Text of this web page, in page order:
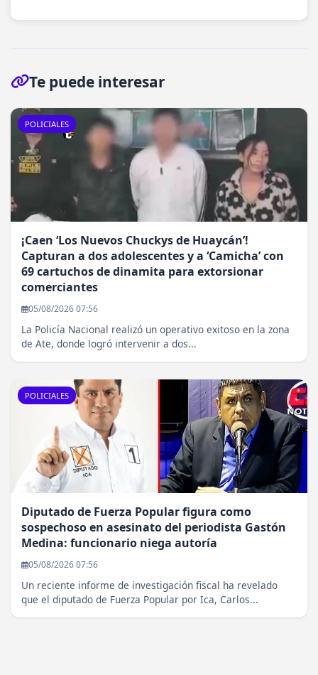
Te puede interesar
POLICIALES
¡Caen ‘Los Nuevos Chuckys de Huaycán’!
Capturan a dos adolescentes y a ‘Camicha’ con
69 cartuchos de dinamita para extorsionar
comerciantes
05/08/2026 07:56
La Policía Nacional realizó un operativo exitoso en la zona
de Ate, donde logró intervenir a dos...
POLICIALES
Diputado de Fuerza Popular figura como
sospechoso en asesinato del periodista Gastón
Medina: funcionario niega autoría
05/08/2026 07:56
Un reciente informe de investigación fiscal ha revelado
que el diputado de Fuerza Popular por Ica, Carlos...